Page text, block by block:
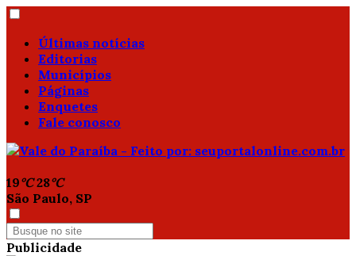
Últimas notícias
Editorias
Municípios
Páginas
Enquetes
Fale conosco
19°C 28°C
São Paulo, SP
Publicidade